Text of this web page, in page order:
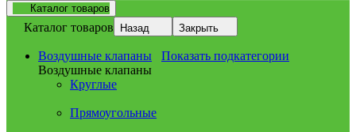
Каталог товаров
Каталог товаров Назад Закрыть
Воздушные клапаны
Показать подкатегории
Воздушные клапаны
Круглые
Прямоугольные